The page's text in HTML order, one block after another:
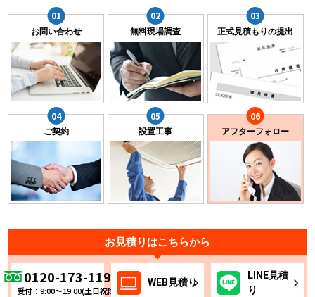
お問い合わせ 無料現場調査 正式見積もりの提出
ご契約 設置工事 アフターフォロー
お見積りはこちらから
0120-173-119
受付：9:00～19:00(土日祝除く)
WEB見積り
LINE見積
り